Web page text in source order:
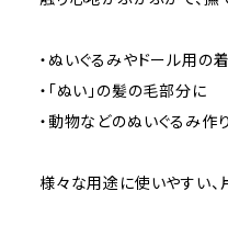
・ぬいぐるみやドール用の
・「ぬい」の髪の毛部分に
・動物などのぬいぐるみ作
様々な用途に使いやすい、